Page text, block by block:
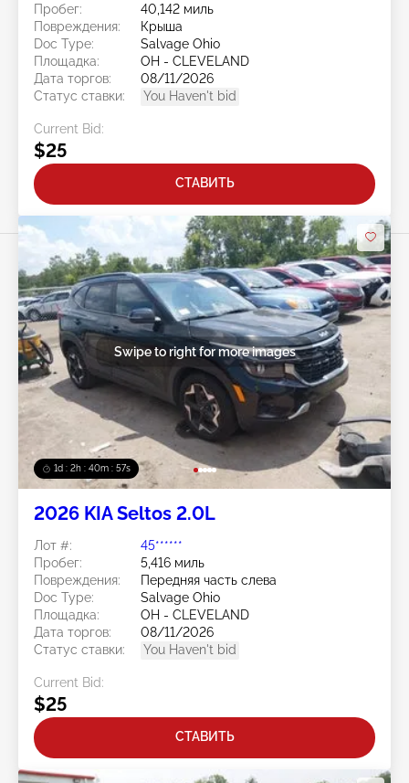
Пробег:
40,142 миль
Повреждения:
Крыша
Doc Type:
Salvage Ohio
Площадка:
OH - CLEVELAND
Дата торгов:
08/11/2026
Статус ставки:
You Haven't bid
Current Bid:
$25
СТАВИТЬ
1d : 2h : 40m : 54s
Swipe to right for more images
2026 KIA Seltos 2.0L
Лот #:
45******
Пробег:
5,416 миль
Повреждения:
Передняя часть слева
Doc Type:
Salvage Ohio
Площадка:
OH - CLEVELAND
Дата торгов:
08/11/2026
Статус ставки:
You Haven't bid
Current Bid:
$25
СТАВИТЬ